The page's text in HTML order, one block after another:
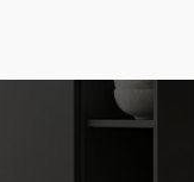
Bosch